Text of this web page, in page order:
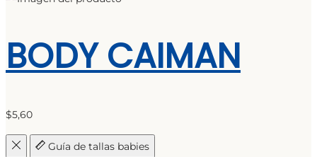
BODY CAIMAN
$5,60
Guía de tallas babies